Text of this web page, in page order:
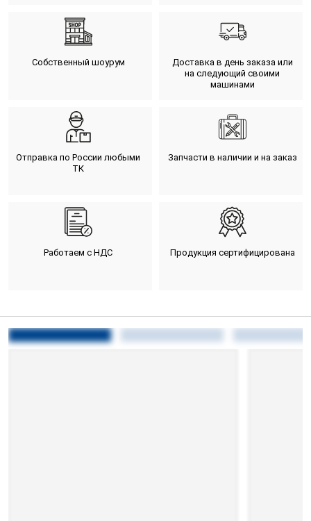
Собственный шоурум
Доставка в день заказа или
на следующий своими
машинами
Отправка по России любыми
ТК
Запчасти в наличии и на заказ
Работаем с НДС Продукция сертифицирована